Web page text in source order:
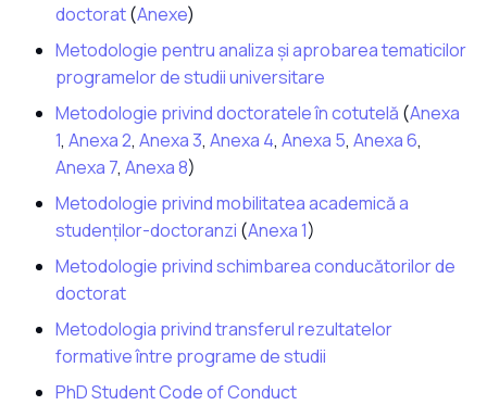
doctorat(Anexe)
Metodologie pentru analiza și aprobarea tematicilor
programelor de studii universitare
Metodologie privind doctoratele în cotutelă (Anexa
1, Anexa 2, Anexa 3, Anexa 4, Anexa 5, Anexa 6,
Anexa 7, Anexa 8)
Metodologie privind mobilitatea academică a
studenților-doctoranzi (Anexa 1)
Metodologie privind schimbarea conducătorilor de
doctorat
Metodologia privind transferul rezultatelor
formative între programe de studii
PhD Student Code of Conduct